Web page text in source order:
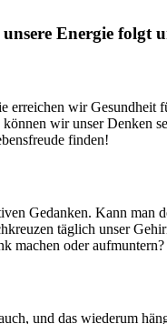
Energie folgt
wir
wir unser Denken
finden!
Gedanken. Kann
täglich unser
machen oder
und das wiederum